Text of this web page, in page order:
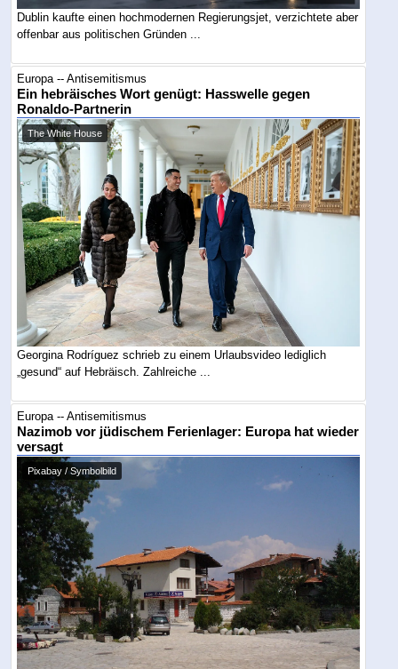
Dublin kaufte einen hochmodernen Regierungsjet, verzichtete aber
offenbar aus politischen Gründen ...
Europa -- Antisemitismus
Ein hebräisches Wort genügt: Hasswelle gegen
Ronaldo-Partnerin
The White House
Georgina Rodríguez schrieb zu einem Urlaubsvideo lediglich
„gesund“ auf Hebräisch. Zahlreiche ...
Europa -- Antisemitismus
Nazimob vor jüdischem Ferienlager: Europa hat wieder
versagt
Pixabay / Symbolbild